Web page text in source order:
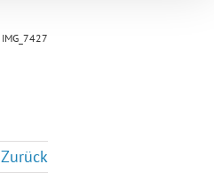
IMG_7427
Zurück